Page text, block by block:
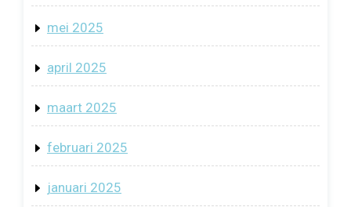
mei 2025
april 2025
maart 2025
februari 2025
januari 2025